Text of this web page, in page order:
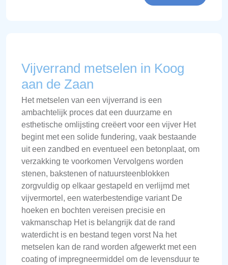
Vijverrand metselen in Koog
aan de Zaan
Het metselen van een vijverrand is een
ambachtelijk proces dat een duurzame en
esthetische omlijsting creëert voor een vijver Het
begint met een solide fundering, vaak bestaande
uit een zandbed en eventueel een betonplaat, om
verzakking te voorkomen Vervolgens worden
stenen, bakstenen of natuursteenblokken
zorgvuldig op elkaar gestapeld en verlijmd met
vijvermortel, een waterbestendige variant De
hoeken en bochten vereisen precisie en
vakmanschap Het is belangrijk dat de rand
waterdicht is en bestand tegen vorst Na het
metselen kan de rand worden afgewerkt met een
coating of impregneermiddel om de levensduur te